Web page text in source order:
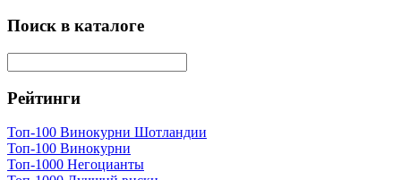
Поиск в каталоге
Рейтинги
Топ-100 Винокурни Шотландии
Топ-100 Винокурни
Топ-1000 Негоцианты